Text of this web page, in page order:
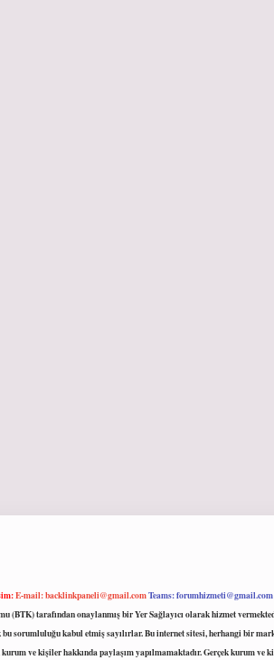
E-mail:backlinkpaneli@gmail.comTeams:forumhizmeti@gmail.com
tarafından onaylanmış bir Yer Sağlayıcı olarak hizmet
kabul etmiş sayılırlar. Bu internet sitesi, herhangi bir
ve kişiler hakkında paylaşım yapılmamaktadır. Gerçek kurum